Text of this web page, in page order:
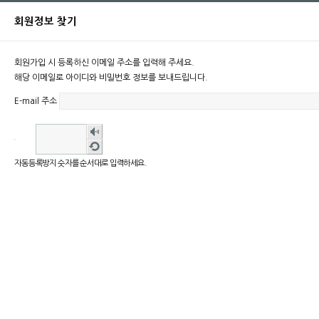
회원정보 찾기
회원가입 시 등록하신 이메일 주소를 입력해 주세요.
해당 이메일로 아이디와 비밀번호 정보를 보내드립니다.
E-mail 주소
숫자
음성
듣기
새로
고침
자동등록방지 숫자를 순서대로 입력하세요.